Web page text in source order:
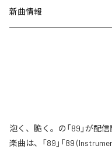
新曲情報
泡く、脆く。の「89」が配
楽曲は、「89」「89